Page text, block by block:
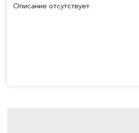
Описание отсутствует